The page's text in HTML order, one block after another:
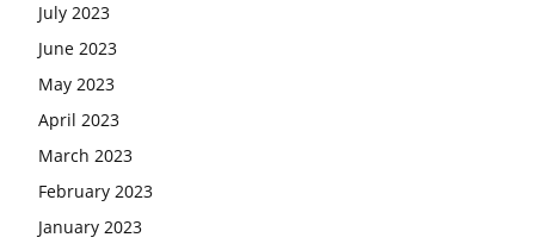
July 2023
June 2023
May 2023
April 2023
March 2023
February 2023
January 2023